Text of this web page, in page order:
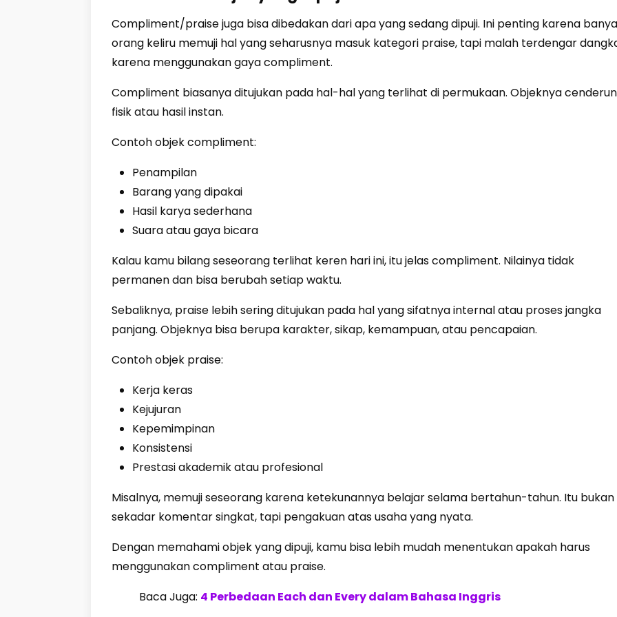
Compliment/praise juga bisa dibedakan dari apa yang sedang dipuji. Ini penting karena
orang keliru memuji hal yang seharusnya masuk kategori praise, tapi malah terdengar
karena menggunakan gaya compliment.
Compliment biasanya ditujukan pada hal-hal yang terlihat di permukaan. Objeknya
fisik atau hasil instan.
Contoh objek compliment:
Penampilan
Barang yang dipakai
Hasil karya sederhana
Suara atau gaya bicara
Kalau kamu bilang seseorang terlihat keren hari ini, itu jelas compliment. Nilainya tidak
permanen dan bisa berubah setiap waktu.
Sebaliknya, praise lebih sering ditujukan pada hal yang sifatnya internal atau proses jangka
panjang. Objeknya bisa berupa karakter, sikap, kemampuan, atau pencapaian.
Contoh objek praise:
Kerja keras
Kejujuran
Kepemimpinan
Konsistensi
Prestasi akademik atau profesional
Misalnya, memuji seseorang karena ketekunannya belajar selama bertahun-tahun. Itu bukan
sekadar komentar singkat, tapi pengakuan atas usaha yang nyata.
Dengan memahami objek yang dipuji, kamu bisa lebih mudah menentukan apakah harus
menggunakan compliment atau praise.
Baca Juga: 4 Perbedaan Each dan Every dalam Bahasa Inggris